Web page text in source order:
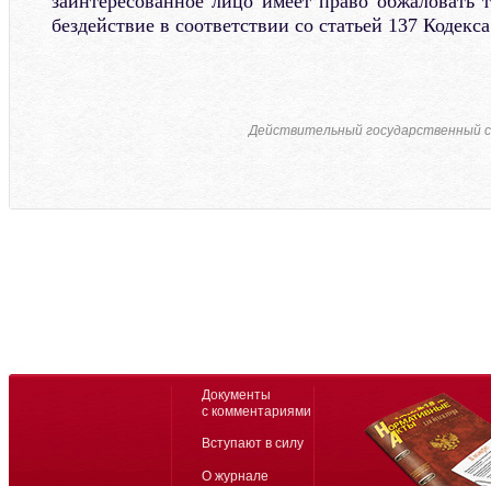
бездействие в соответствии со статьей 137
Действительный государственный
Документы
с комментариями
Вступают в силу
О журнале